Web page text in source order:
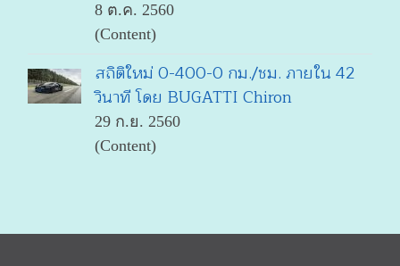
8 ต.ค. 2560
(Content)
สถิติใหม่ 0-400-0 กม./ชม. ภายใน 42
วินาที โดย BUGATTI Chiron
29 ก.ย. 2560
(Content)